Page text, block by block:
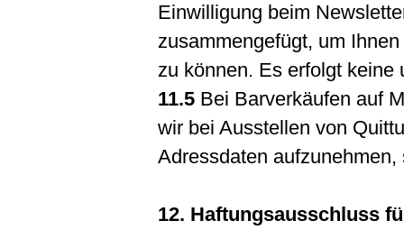
Einwilligung beim
zusammengefügt, um
zu können. Es erfolgt keine
11.5 Bei Barverkäufen auf
wir bei Ausstellen von
Adressdaten
12. Haftungsausschluss